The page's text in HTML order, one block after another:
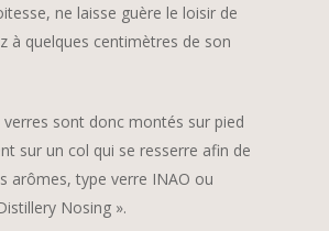
ne laisse guère le loisir de
à quelques centimètres de son
verres sont donc montés sur pied
sur un col qui se resserre afin de
arômes, type verre INAO ou
Nosing ».